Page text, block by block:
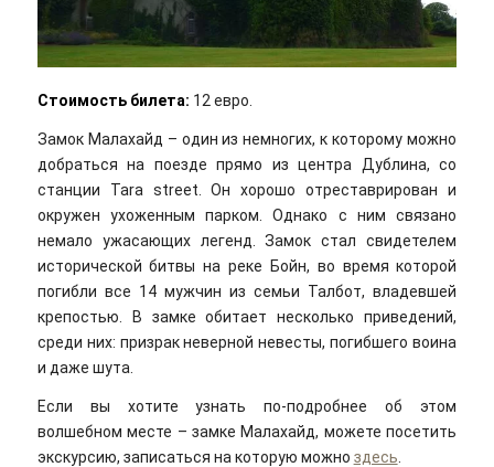
Стоимость билета: 12 евро.
Замок Малахайд – один из немногих, к которому можно
добраться на поезде прямо из центра Дублина, со
станции Tara street. Он хорошо отреставрирован и
окружен ухоженным парком. Однако с ним связано
немало ужасающих легенд. Замок стал свидетелем
исторической битвы на реке Бойн, во время которой
погибли все 14 мужчин из семьи Талбот, владевшей
крепостью. В замке обитает несколько приведений,
среди них: призрак неверной невесты, погибшего воина
и даже шута.
Если вы хотите узнать по-подробнее об этом
волшебном месте – замке Малахайд, можете посетить
экскурсию, записаться на которую можно здесь